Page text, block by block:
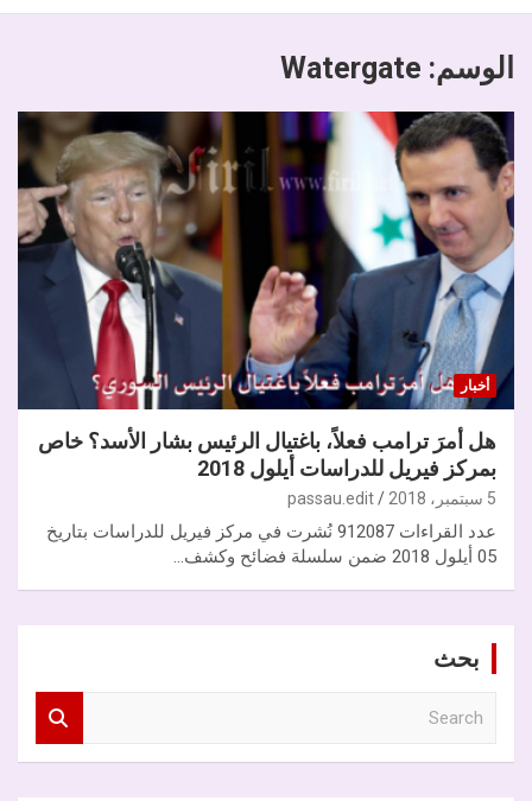
الوسم: Watergate
أخبار
هل أمرَ ترامب فعلاً، باغتيال الرئيس بشار الأسد؟ خاص
بمركز فيريل للدراسات أيلول 2018
5 سبتمبر، 2018 passau.edit
عدد القراءات 912087 نُشرت في مركز فيريل للدراسات بتاريخ
05 أيلول 2018 ضمن سلسلة فضائح وكشف…
بحث